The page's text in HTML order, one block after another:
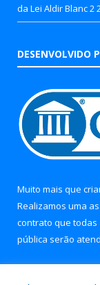
da Lei Aldir Blanc 2
DESENVOLVIDO
Muito mais que
Realizamos uma
contrato que todas
pública serão